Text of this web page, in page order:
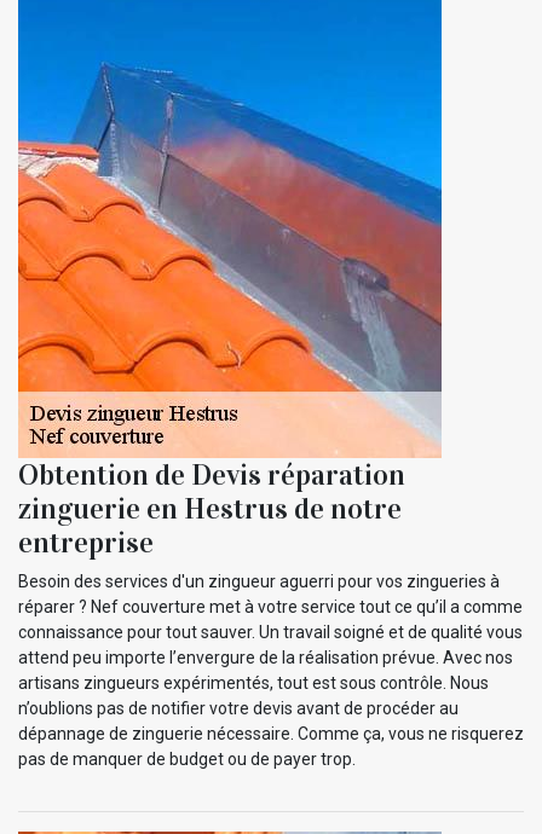
Obtention de Devis réparation
zinguerie en Hestrus de notre
entreprise
Besoin des services d'un zingueur aguerri pour vos zingueries à
réparer ? Nef couverture met à votre service tout ce qu’il a comme
connaissance pour tout sauver. Un travail soigné et de qualité vous
attend peu importe l’envergure de la réalisation prévue. Avec nos
artisans zingueurs expérimentés, tout est sous contrôle. Nous
n’oublions pas de notifier votre devis avant de procéder au
dépannage de zinguerie nécessaire. Comme ça, vous ne risquerez
pas de manquer de budget ou de payer trop.